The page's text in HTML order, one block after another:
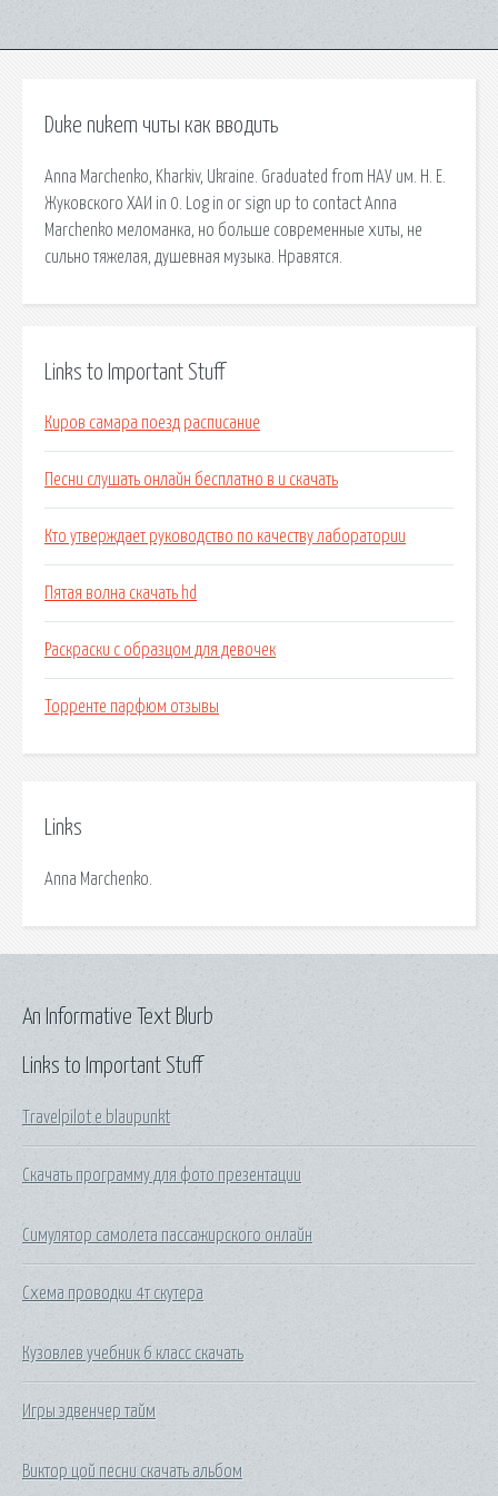
Duke nukem читы как вводить
Anna Marchenko, Kharkiv, Ukraine. Graduated from НАУ им. Н. Е.
Жуковского ХАИ in 0. Log in or sign up to contact Anna
Marchenko меломанка, но больше современные хиты, не
сильно тяжелая, душевная музыка. Нравятся.
Links to Important Stuff
Киров самара поезд расписание
Песни слушать онлайн бесплатно в и скачать
Кто утверждает руководство по качеству лаборатории
Пятая волна скачать hd
Раскраски с образцом для девочек
Торренте парфюм отзывы
Links
Anna Marchenko.
Links to Important Stuff
Travelpilot e blaupunkt
Скачать программу для фото презентации
Симулятор самолета пассажирского онлайн
Схема проводки 4т скутера
Кузовлев учебник 6 класс скачать
Игры эдвенчер тайм
Виктор цой песни скачать альбом
An Informative Text Blurb